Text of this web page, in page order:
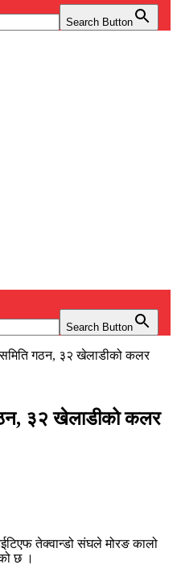
Search Button
Search Button
गठन, ३२ खेलाडीको कलर
३२ खेलाडीको कलर
तेक्वान्डो संघले मोरङ कालो
छ ।